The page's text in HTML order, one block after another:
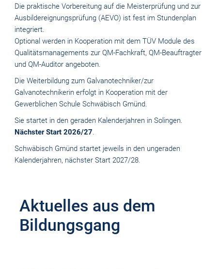
Die praktische Vorbereitung auf die Meisterprüfung und zur
Ausbildereignungsprüfung (AEVO) ist fest im Stundenplan
integriert.
Optional werden in Kooperation mit dem TÜV Module des
Qualitätsmanagements zur QM-Fachkraft, QM-Beauftragter
und QM-Auditor angeboten.
Die Weiterbildung zum Galvanotechniker/zur
Galvanotechnikerin erfolgt in Kooperation mit der
Gewerblichen Schule Schwäbisch Gmünd.
Sie startet in den geraden Kalenderjahren in Solingen.
Nächster Start 2026/27.
Schwäbisch Gmünd startet jeweils in den ungeraden
Kalenderjahren, nächster Start 2027/28.
Aktuelles aus dem
Bildungsgang